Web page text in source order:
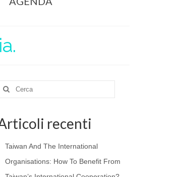
Cerca:
recenti
Taiwan And The International
Organisations: How To Benefit From